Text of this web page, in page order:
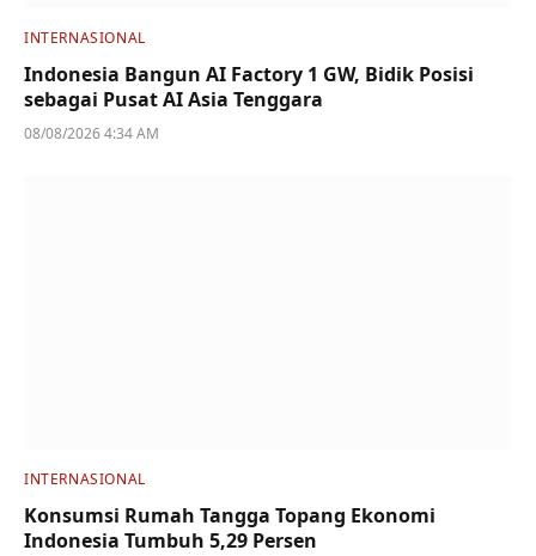
INTERNASIONAL
Indonesia Bangun AI Factory 1 GW, Bidik Posisi
sebagai Pusat AI Asia Tenggara
08/08/2026 4:34 AM
INTERNASIONAL
Konsumsi Rumah Tangga Topang Ekonomi
Indonesia Tumbuh 5,29 Persen